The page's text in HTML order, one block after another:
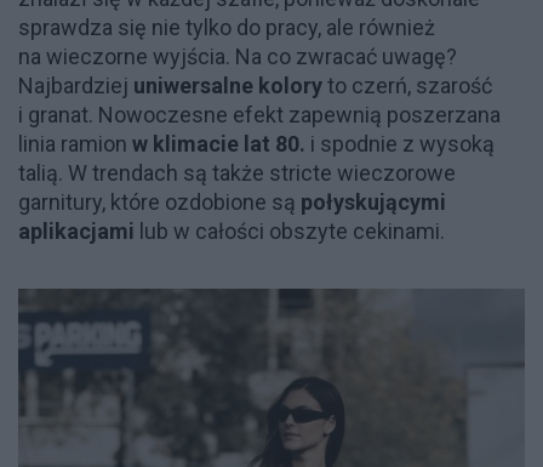
sprawdza się nie tylko do pracy, ale również
na wieczorne wyjścia. Na co zwracać uwagę?
Najbardziej uniwersalne koloryto czerń, szarość
i granat. Nowoczesne efekt zapewnią poszerzana
linia ramion w klimacie lat 80. i spodnie z wysoką
talią. W trendach są także stricte wieczorowe
garnitury, które ozdobione są połyskującymi
aplikacjami lub w całości obszyte cekinami.